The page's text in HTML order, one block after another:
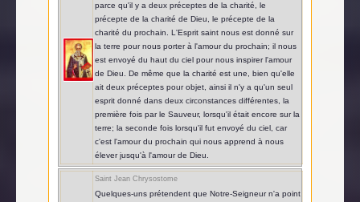
parce qu'il y a deux préceptes de la charité, le
précepte de la charité de Dieu, le précepte de la
charité du prochain. L'Esprit saint nous est donné sur
la terre pour nous porter à l'amour du prochain; il nous
est envoyé du haut du ciel pour nous inspirer l'amour
de Dieu. De même que la charité est une, bien qu'elle
ait deux préceptes pour objet, ainsi il n'y a qu'un seul
esprit donné dans deux circonstances différentes, la
première fois par le Sauveur, lorsqu'il était encore sur la
terre; la seconde fois lorsqu'il fut envoyé du ciel, car
c'est l'amour du prochain qui nous apprend à nous
élever jusqu'à l'amour de Dieu.
Saint Jean Chrysostome
Quelques-uns prétendent que Notre-Seigneur n'a point